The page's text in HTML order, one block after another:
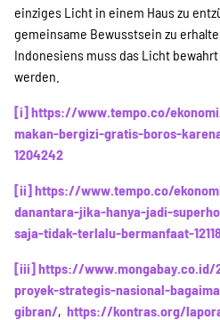
einziges Licht in einem Haus zu
gemeinsame Bewusstsein zu
Indonesiens muss das Licht
werden.
[i]https://www.tempo.co/
makan-bergizi-gratis-boros-
1204242
[ii]https://www.tempo.co/
danantara-jika-hanya-jadi-
saja-tidak-terlalu-bermanfaat-
[iii]https://
proyek-strategis-nasional-
gibran/, https://kontras.org/